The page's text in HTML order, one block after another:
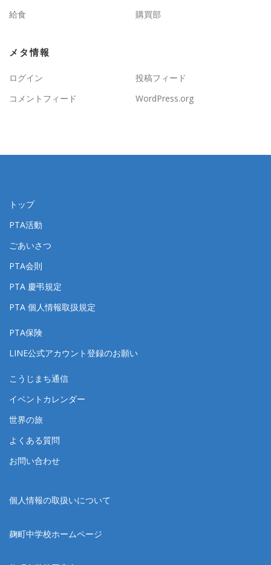
給食
購買部
メタ情報
ログイン
投稿フィード
コメントフィード
WordPress.org
トップ
PTA活動
ごあいさつ
PTA会則
PTA 慶弔規定
PTA 個人情報取扱規定
PTA保険
LINE公式アカウント登録のお願い
こうじまち通信
イベントカレンダー
世界の旅
よくある質問
お問い合わせ
個人情報の取扱いについて
麹町中学校ホームページ